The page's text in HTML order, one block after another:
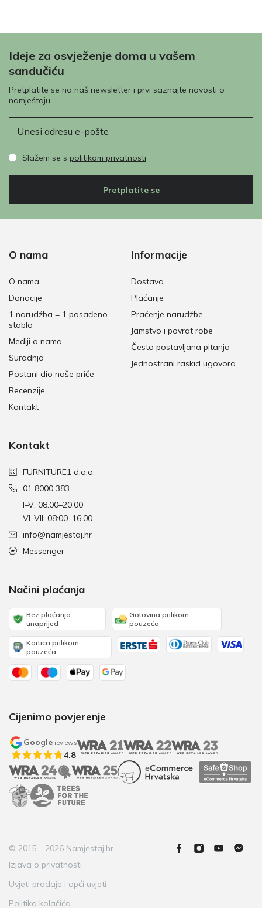
Ideje za osvježenje doma u vašem
sandučiću
Pretplatite se na naš newsletter i prvi saznajte novosti o
namještaju.
Slažem se s politikom privatnosti
Pretplatite se
O nama
O nama
Donacije
1 narudžba = 1 posađeno
stablo
Mediji o nama
Suradnja
Postani dio naše priče
Recenzije
Kontakt
Informacije
Dostava
Plaćanje
Praćenje narudžbe
Jamstvo i povrat robe
Često postavljana pitanja
Jednostrani raskid ugovora
Kontakt
FURNITURE1 d.o.o.
01 8000 383
I–V: 08:00–20:00
VI–VII: 08:00–16:00
info@namjestaj.hr
Messenger
Načini plaćanja
Bez plaćanja
unaprijed
Gotovina prilikom
pouzeća
Kartica prilikom
pouzeća
Cijenimo povjerenje
Google reviews
4.8
© 2015 - 2026 Namjestaj.hr
Izjava o privatnosti
Uvjeti prodaje i opći uvjeti
Politika kolačića